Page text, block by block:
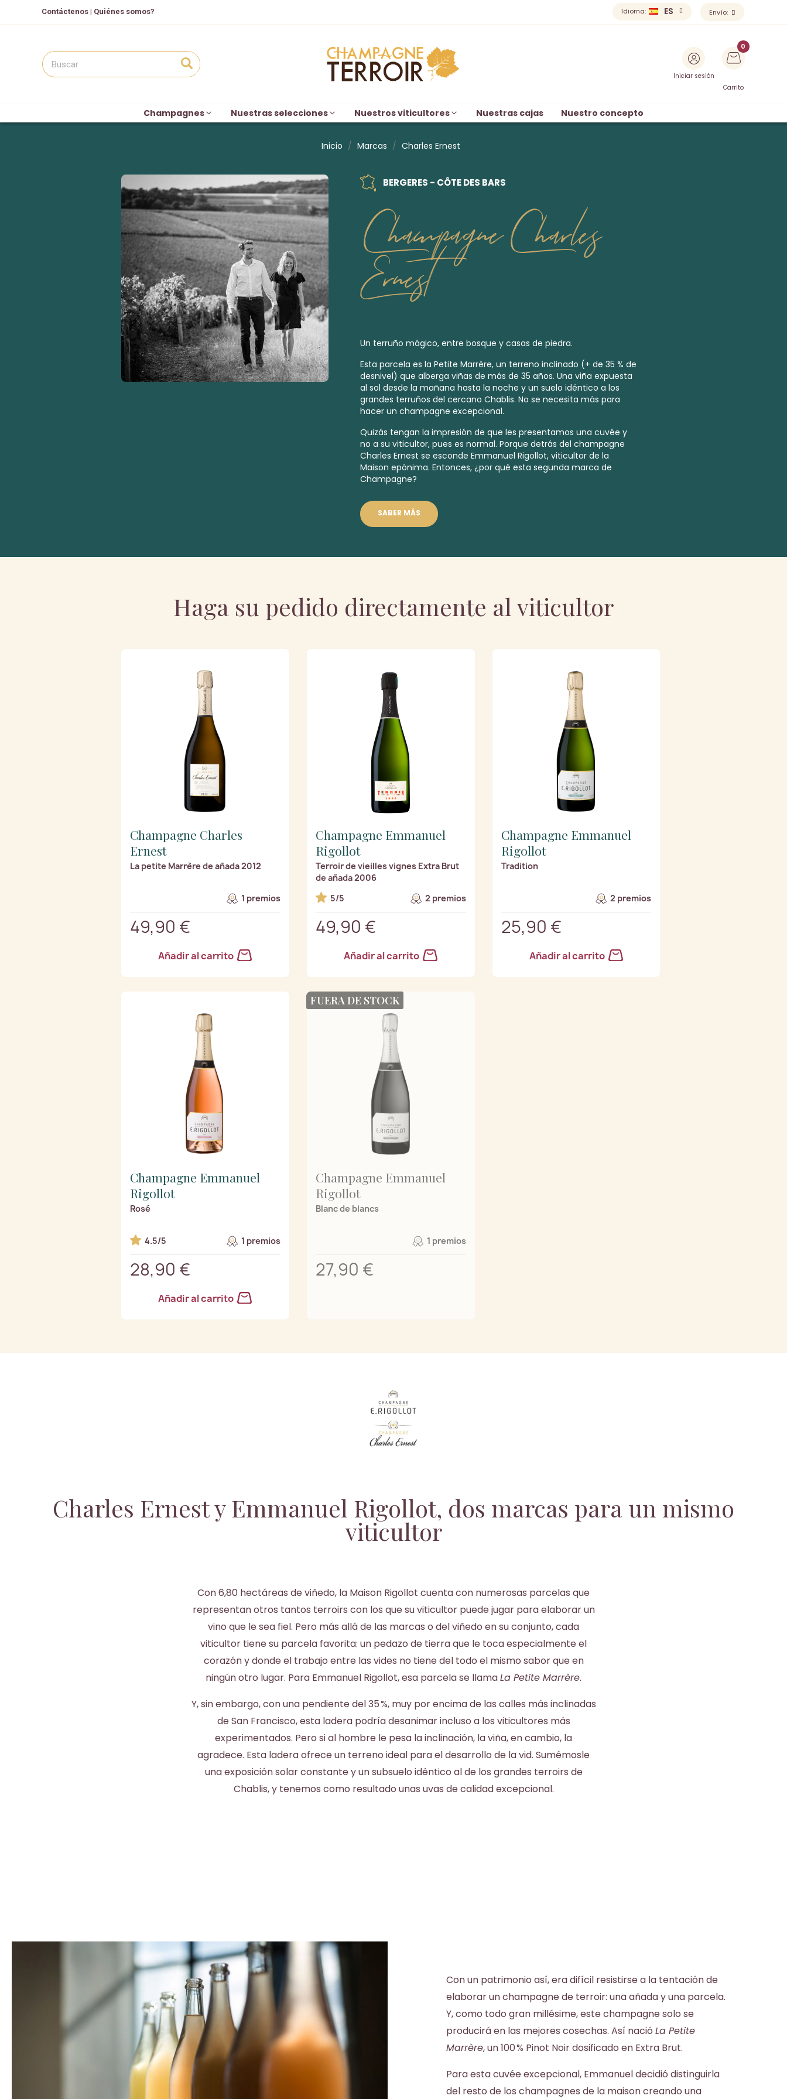
Contáctenos | Quiénes somos? Idioma: ES Envío:
Iniciar sesión
Carrito
Champagnes Nuestras selecciones Nuestros viticultores Nuestras cajas Nuestro concepto
Inicio Marcas Charles Ernest
BERGERES - CÔTE DES BARS
Champagne Charles
Ernest
Un terruño mágico, entre bosque y casas de piedra.
Esta parcela es la Petite Marrère, un terreno inclinado (+ de 35 % de
desnivel) que alberga viñas de más de 35 años. Una viña expuesta
al sol desde la mañana hasta la noche y un suelo idéntico a los
grandes terruños del cercano Chablis. No se necesita más para
hacer un champagne excepcional.
Quizás tengan la impresión de que les presentamos una cuvée y
no a su viticultor, pues es normal. Porque detrás del champagne
Charles Ernest se esconde Emmanuel Rigollot, viticultor de la
Maison epónima. Entonces, ¿por qué esta segunda marca de
Champagne?
SABER MÁS
Haga su pedido directamente al viticultor
Champagne Charles
Ernest
La petite Marrère de añada 2012
1 premios
49,90 €
Añadir al carrito
Champagne Emmanuel
Rigollot
Terroir de vieilles vignes Extra Brut
de añada 2006
5/5
2 premios
49,90 €
Añadir al carrito
Champagne Emmanuel
Rigollot
Tradition
2 premios
25,90 €
Añadir al carrito
Champagne Emmanuel
Rigollot
Rosé
4.5/5 1 premios
28,90 €
Añadir al carrito
Champagne Emmanuel
Rigollot
Blanc de blancs
1 premios
27,90 €
FUERA DE STOCK
Charles Ernest y Emmanuel Rigollot, dos marcas para un mismo
viticultor
Con 6,80 hectáreas de viñedo, la Maison Rigollot cuenta con numerosas parcelas que
representan otros tantos terroirs con los que su viticultor puede jugar para elaborar un
vino que le sea fiel. Pero más allá de las marcas o del viñedo en su conjunto, cada
viticultor tiene su parcela favorita: un pedazo de tierra que le toca especialmente el
corazón y donde el trabajo entre las vides no tiene del todo el mismo sabor que en
ningún otro lugar. Para Emmanuel Rigollot, esa parcela se llamaLa Petite Marrère.
Y, sin embargo, con una pendiente del 35 %, muy por encima de las calles más inclinadas
de San Francisco, esta ladera podría desanimar incluso a los viticultores más
experimentados. Pero si al hombre le pesa la inclinación, la viña, en cambio, la
agradece. Esta ladera ofrece un terreno ideal para el desarrollo de la vid. Sumémosle
una exposición solar constante y un subsuelo idéntico al de los grandes terroirs de
Chablis, y tenemos como resultado unas uvas de calidad excepcional.
Con un patrimonio así, era difícil resistirse a la tentación de
elaborar un champagne de terroir: una añada y una parcela.
Y, como todo gran millésime, este champagne solo se
producirá en las mejores cosechas. Así nació La Petite
Marrère, un 100 % Pinot Noir dosificado en Extra Brut.
Para esta cuvée excepcional, Emmanuel decidió distinguirla
del resto de los champagnes de la maison creando una